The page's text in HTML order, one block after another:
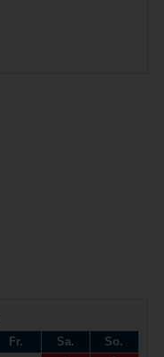
Fr. Sa.
So.